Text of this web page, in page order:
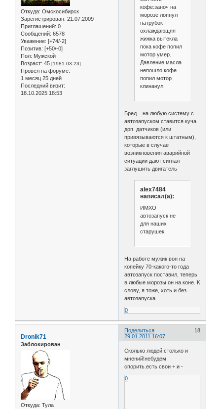
Откуда: Омскосибирск
Зарегистрирован: 21.07.2009
Приглашений: 0
Сообщений: 6578
Уважение: [+74/-2]
Позитив: [+50/-0]
Пол: Мужской
Возраст: 45 [1981-03-23]
Провел на форуме:
1 месяц 25 дней
Последний визит:
18.10.2025 18:53
кофе:заноч на
морозе лопнул
патрубок
охлаждающяя
жижка вытекла
пока кофе попил
мотор умер.
Давление масла
непошло кофе
попил мотор
клинанул.
Бред... на любую систему с
автозапуском ставится куча
доп. датчиков (или
привязываются к штатным),
которые в случае
возникновения аварийной
ситуации дают сигнал
заглушить двигатель
alex7484
написал(а):
ИМХО
автозапуск не
для наших
старушек
На работе мужик вон на
копейку 70-какого-то года
автозапуск поставил, теперь
в любые морозы он на коне. К
слову, я тоже, хоть и без
автозапуска.
0
Поделиться
18
29.01.2011 16:07
Dronik71
Заблокирован
Откуда: Тула
Сколько людей столько и
мнений!небудем
спорить.есть свои + и -
0